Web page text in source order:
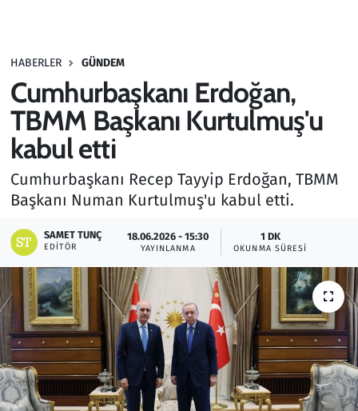
HABERLER GÜNDEM
Cumhurbaşkanı Erdoğan,
TBMM Başkanı Kurtulmuş'u
kabul etti
Cumhurbaşkanı Recep Tayyip Erdoğan, TBMM
Başkanı Numan Kurtulmuş'u kabul etti.
SAMET TUNÇ
EDITÖR
18.06.2026 - 15:30
YAYINLANMA
1 DK
OKUNMA SÜRESI
Haber
Kültür Sanat
Kurumsal Haberler
Lezzet Durağı
Memur ve Kamu
Otomobil
Oyun
Ramazan
Resmi İlanlar